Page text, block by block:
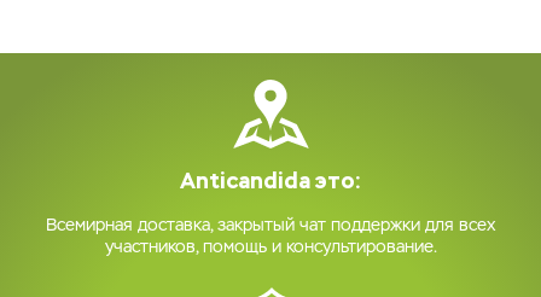
Anticandida это:
Всемирная доставка, закрытый чат поддержки для всех
участников, помощь и консультирование.